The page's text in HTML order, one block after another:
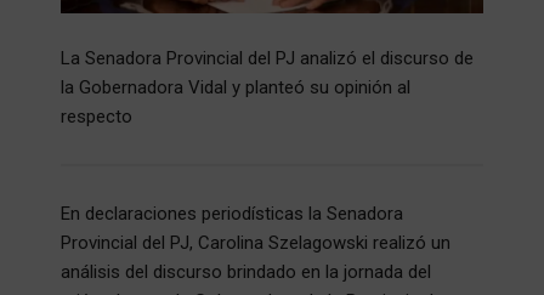
La Senadora Provincial del PJ analizó el discurso de
la Gobernadora Vidal y planteó su opinión al
respecto
En declaraciones periodísticas la Senadora
Provincial del PJ, Carolina Szelagowski realizó un
análisis del discurso brindado en la jornada del